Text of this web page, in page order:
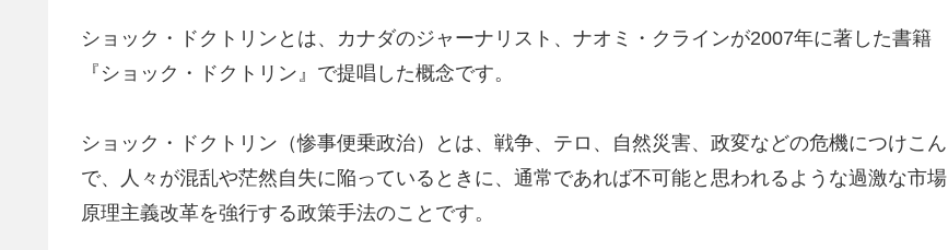
ショック・ドクトリンとは、カナダのジャーナリスト、ナオミ・クラインが2007年に著した書籍
『ショック・ドクトリン』で提唱した概念です。
ショック・ドクトリン（惨事便乗政治）とは、戦争、テロ、自然災害、政変などの危機につけこん
で、人々が混乱や茫然自失に陥っているときに、通常であれば不可能と思われるような過激な市場
原理主義改革を強行する政策手法のことです。